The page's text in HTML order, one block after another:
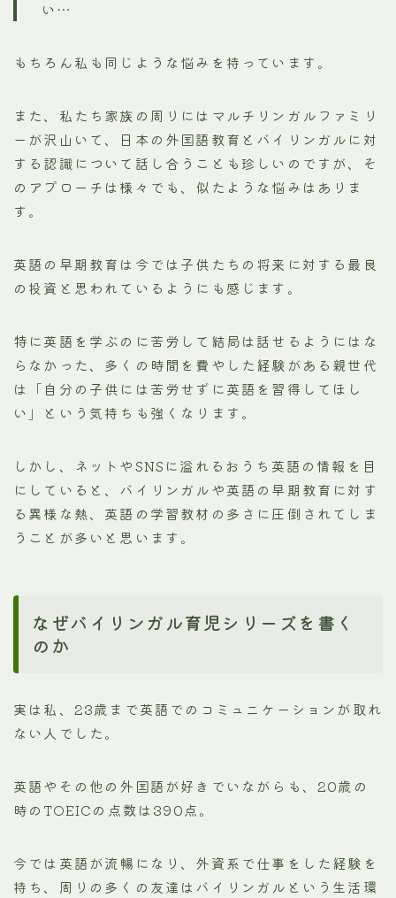
い…
もちろん私も同じような悩みを持っています。
また、私たち家族の周りにはマルチリンガルファミリ
ーが沢山いて、日本の外国語教育とバイリンガルに対
する認識について話し合うことも珍しいのですが、そ
のアプローチは様々でも、似たような悩みはありま
す。
英語の早期教育は今では子供たちの将来に対する最良
の投資と思われているようにも感じます。
特に英語を学ぶのに苦労して結局は話せるようにはな
らなかった、多くの時間を費やした経験がある親世代
は「自分の子供には苦労せずに英語を習得してほし
い」という気持ちも強くなります。
しかし、ネットやSNSに溢れるおうち英語の情報を目
にしていると、バイリンガルや英語の早期教育に対す
る異様な熱、英語の学習教材の多さに圧倒されてしま
うことが多いと思います。
なぜバイリンガル育児シリーズを書く
のか
実は私、23歳まで英語でのコミュニケーションが取れ
ない人でした。
英語やその他の外国語が好きでいながらも、20歳の
時のTOEICの点数は390点。
今では英語が流暢になり、外資系で仕事をした経験を
持ち、周りの多くの友達はバイリンガルという生活環